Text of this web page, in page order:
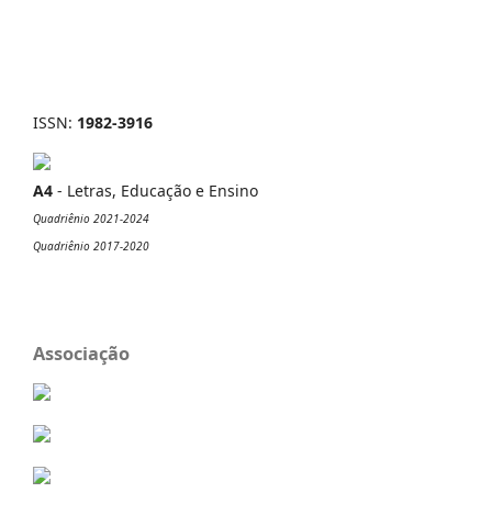
ISSN: 1982-3916
A4 - Letras, Educação e Ensino
Quadriênio 2021-2024
Quadriênio 2017-2020
Associação